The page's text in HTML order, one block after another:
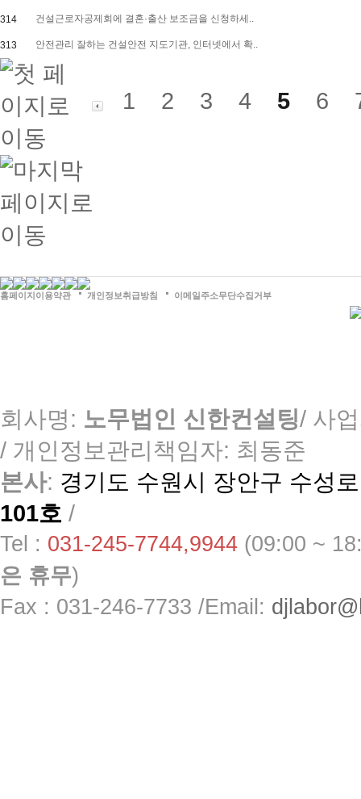
314 건설근로자공제회에 결혼·출산 보조금을 신청하세..
313 안전관리 잘하는 건설안전 지도기관, 인터넷에서 확..
1 2 3 4 5 6
홈페이지이용약관 개인정보취급방침 이메일주소무단수집거부
회사명: 노무법인 신한컨설팅/ 사
/ 개인정보관리책임자: 최동준
본사: 경기도 수원시 장안구 수성
101호 /
Tel : 031-245-7744,9944 (09:00 ~
은 휴무)
Fax : 031-246-7733 /Email: